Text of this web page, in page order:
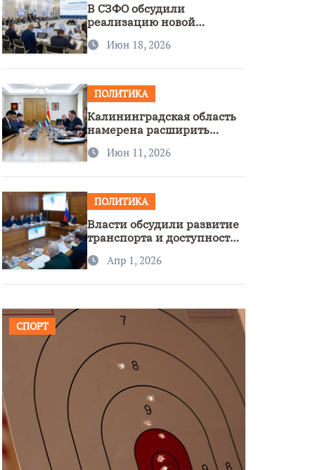
В СЗФО обсудили
реализацию новой
Июн 18, 2026
ПОЛИТИКА
Калининградская область
намерена расширить
Узбекистаном
Июн 11, 2026
ПОЛИТИКА
Власти обсудили развитие
транспорта и доступность
Апр 1, 2026
СПОРТ